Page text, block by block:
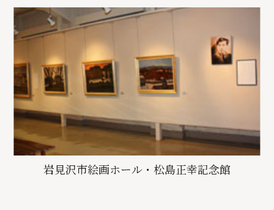
岩見沢市絵画ホール・松島正幸記念館